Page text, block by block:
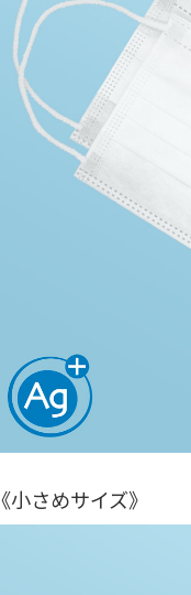
《小さめサイズ》